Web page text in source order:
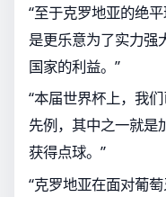
“至于克罗地亚的绝
是更乐意为了实力强
国家的利益。”
“本届世界杯上，我
先例，其中之一就是
获得点球。”
“克罗地亚在面对葡